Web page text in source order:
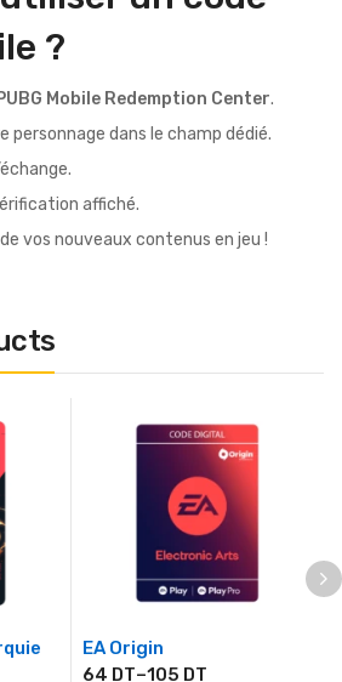
?
PUBG Mobile Redemption Center.
personnage dans le champ dédié.
affiché.
vos nouveaux contenus en jeu !
EA Origin
64 DT–105 DT